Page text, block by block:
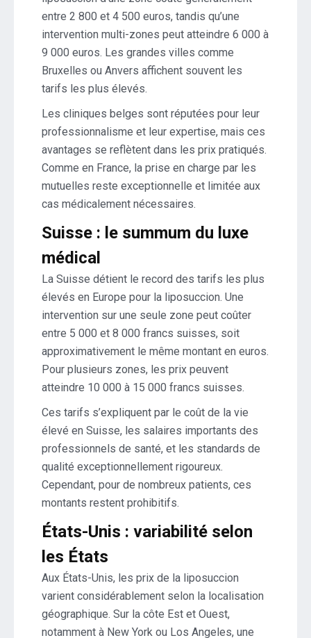
entre 2 800 et 4 500 euros, tandis qu’une
intervention multi-zones peut atteindre 6 000 à
9 000 euros. Les grandes villes comme
Bruxelles ou Anvers affichent souvent les
tarifs les plus élevés.
Les cliniques belges sont réputées pour leur
professionnalisme et leur expertise, mais ces
avantages se reflètent dans les prix pratiqués.
Comme en France, la prise en charge par les
mutuelles reste exceptionnelle et limitée aux
cas médicalement nécessaires.
Suisse : le summum du luxe
médical
La Suisse détient le record des tarifs les plus
élevés en Europe pour la liposuccion. Une
intervention sur une seule zone peut coûter
entre 5 000 et 8 000 francs suisses, soit
approximativement le même montant en euros.
Pour plusieurs zones, les prix peuvent
atteindre 10 000 à 15 000 francs suisses.
Ces tarifs s’expliquent par le coût de la vie
élevé en Suisse, les salaires importants des
professionnels de santé, et les standards de
qualité exceptionnellement rigoureux.
Cependant, pour de nombreux patients, ces
montants restent prohibitifs.
États-Unis : variabilité selon
les États
Aux États-Unis, les prix de la liposuccion
varient considérablement selon la localisation
géographique. Sur la côte Est et Ouest,
notamment à New York ou Los Angeles, une